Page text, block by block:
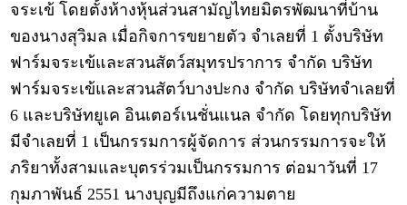
จระเข้ โดยตั้งห้างหุ้นส่วนสามัญไทยมิตรพัฒนาที่บ้าน
ของนางสุวิมล เมื่อกิจการขยายตัว จำเลยที่ 1 ตั้งบริษัท
ฟาร์มจระเข้และสวนสัตว์สมุทรปราการ จำกัด บริษัท
ฟาร์มจระเข้และสวนสัตว์บางปะกง จำกัด บริษัทจำเลยที่
6 และบริษัทยูเค อินเตอร์เนชั่นแนล จำกัด โดยทุกบริษัท
มีจำเลยที่ 1 เป็นกรรมการผู้จัดการ ส่วนกรรมการจะให้
ภริยาทั้งสามและบุตรร่วมเป็นกรรมการ ต่อมาวันที่ 17
กุมภาพันธ์ 2551 นางบุญมีถึงแก่ความตาย